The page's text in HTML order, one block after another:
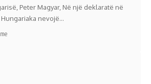
Peter Magyar, Në një deklaratë në
Hungariaka nevojë…